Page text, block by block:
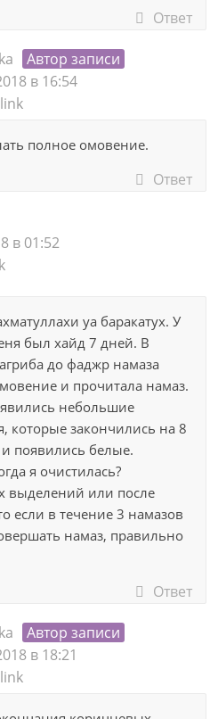
Ответ
Автор записи
в 16:54
полное омовение.
Ответ
в 01:52
уа баракатух. У
был хайд 7 дней. В
до фаджр намаза
и прочитала намаз.
небольшие
которые закончились на 8
появились белые.
я очистилась?
выделений или после
если в течение 3 намазов
намаз, правильно
Ответ
Автор записи
в 18:21